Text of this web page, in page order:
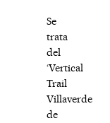
Se
trata
del
‘Vertical
Trail
Villaverde
de